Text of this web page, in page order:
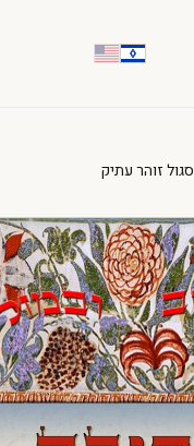
סגול זוהר עתיק